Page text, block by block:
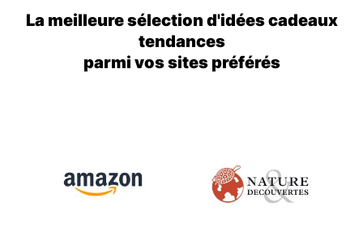
La meilleure sélection d'idées cadeaux
tendances
parmi vos sites préférés